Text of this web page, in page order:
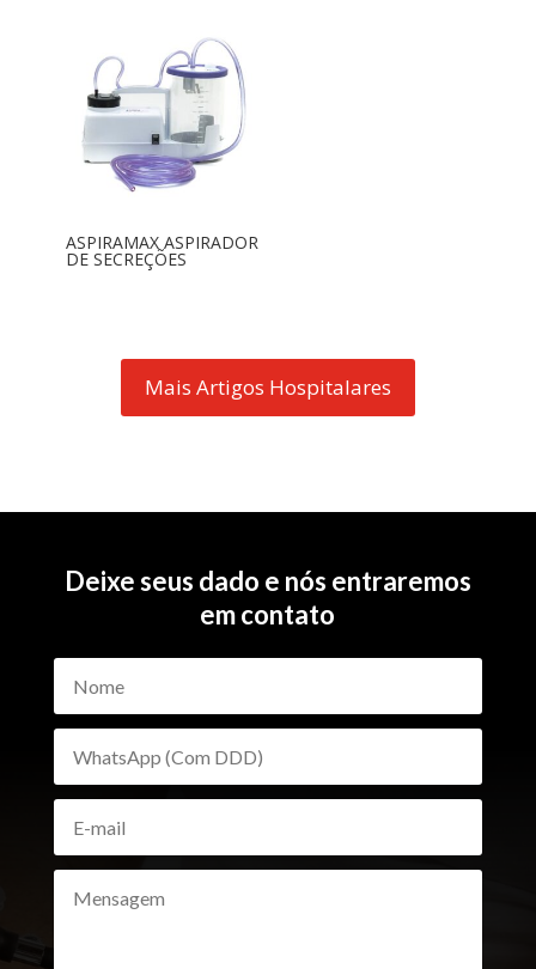
ASPIRAMAX ASPIRADOR
DE SECREÇÕES
Mais Artigos Hospitalares
Deixe seus dado e nós entraremos
em contato